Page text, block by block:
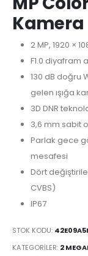
Kamera
2 MP, 1920 ×
F1.0 diyafram
130 dB doğru
gelen ışığa
3D DNR
3,6 mm sabit
Parlak gece
mesafesi
Dört
CVBS)
IP67
STOK KODU:
KATEGORILER: 2